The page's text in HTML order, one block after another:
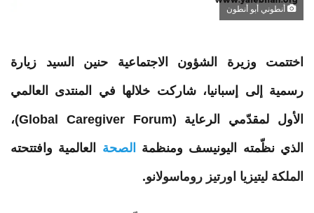
أنطوني أبو أنطون
اختتمت وزيرة الشؤون الاجتماعية حنين السيد زيارة
رسمية إلى إسبانيا، شاركت خلالها في المنتدى العالمي
الأول لمقدّمي الرعاية (Global Caregiver Forum)،
الذي نظّمته اليونيسف ومنظمة الصحة العالمية وافتتحته
الملكة ليتيزيا اورتيز روماسولانو.